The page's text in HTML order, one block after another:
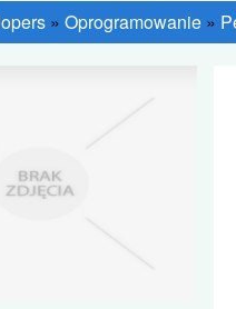
» Oprogramowanie »